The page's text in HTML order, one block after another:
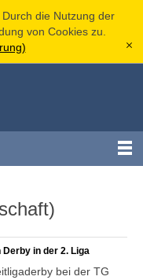
die Nutzung der
von Cookies zu.
[x]
Derby in der 2. Liga
bei der TG